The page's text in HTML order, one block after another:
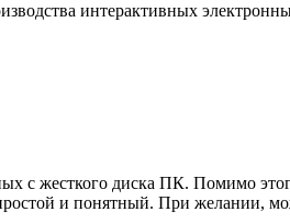
интерактивных
с жесткого диска ПК. Помимо
простой и понятный. При желании,